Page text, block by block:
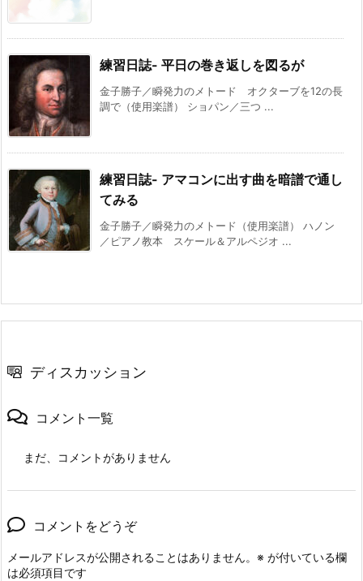
練習日誌- 平日の巻き返しを図るが
金子勝子／瞬発力のメトード オクターブを12の長
調で（使用楽譜） ショパン／三つ ...
練習日誌- アマコンに出す曲を暗譜で通し
てみる
金子勝子／瞬発力のメトード（使用楽譜） ハノン
／ピアノ教本 スケール＆アルペジオ ...
ディスカッション
コメント一覧
まだ、コメントがありません
コメントをどうぞ
メールアドレスが公開されることはありません。 ※ が付いている欄
は必須項目です